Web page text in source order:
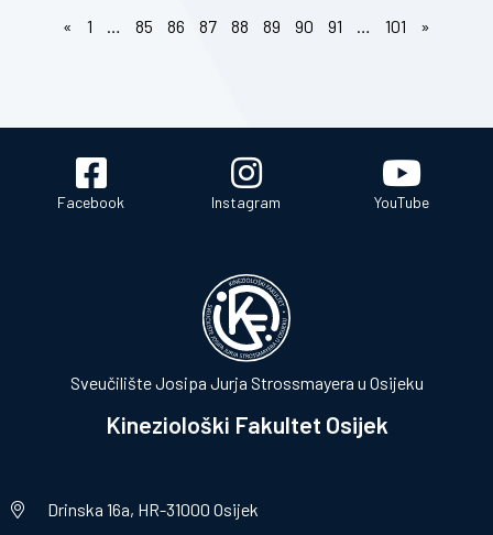
« 1 … 85 86 87 88 89 90 91 … 101 »
Facebook Instagram YouTube
Sveučilište Josipa Jurja Strossmayera u Osijeku
Kineziološki Fakultet Osijek
Drinska 16a, HR-31000 Osijek